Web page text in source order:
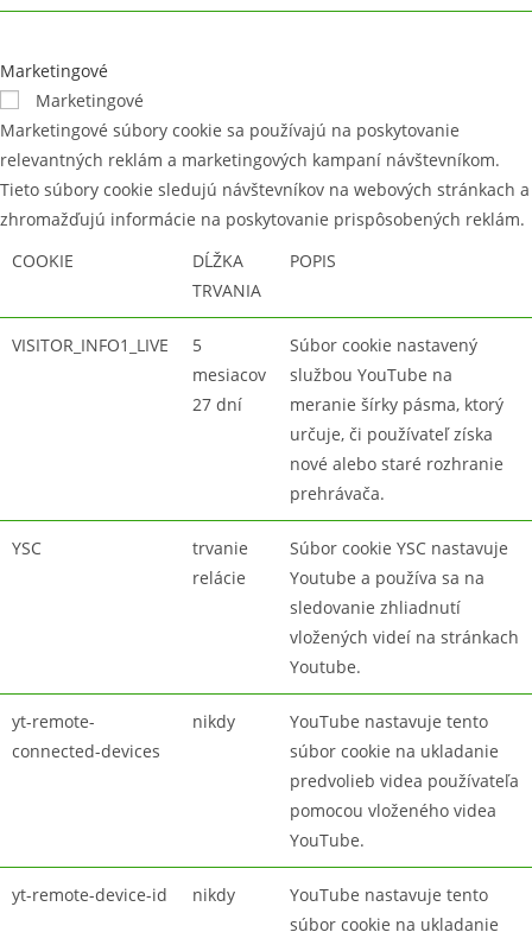
Marketingové
Marketingové
Marketingové súbory cookie sa používajú na poskytovanie
relevantných reklám a marketingových kampaní návštevníkom.
Tieto súbory cookie sledujú návštevníkov na webových stránkach a
zhromažďujú informácie na poskytovanie prispôsobených reklám.
COOKIE
DĹŽKA
TRVANIA
POPIS
VISITOR_INFO1_LIVE
5
mesiacov
27 dní
Súbor cookie nastavený
službou YouTube na
meranie šírky pásma, ktorý
určuje, či používateľ získa
nové alebo staré rozhranie
prehrávača.
YSC
trvanie
relácie
Súbor cookie YSC nastavuje
Youtube a používa sa na
sledovanie zhliadnutí
vložených videí na stránkach
Youtube.
yt-remote-
connected-devices
nikdy
YouTube nastavuje tento
súbor cookie na ukladanie
predvolieb videa používateľa
pomocou vloženého videa
YouTube.
yt-remote-device-id nikdy
YouTube nastavuje tento
súbor cookie na ukladanie